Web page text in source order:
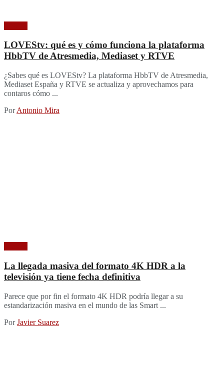
LOVEStv: qué es y cómo funciona la plataforma
HbbTV de Atresmedia, Mediaset y RTVE
¿Sabes qué es LOVEStv? La plataforma HbbTV de Atresmedia,
Mediaset España y RTVE se actualiza y aprovechamos para
contaros cómo ...
Por Antonio Mira
La llegada masiva del formato 4K HDR a la
televisión ya tiene fecha definitiva
Parece que por fin el formato 4K HDR podría llegar a su
estandarización masiva en el mundo de las Smart ...
Por Javier Suarez